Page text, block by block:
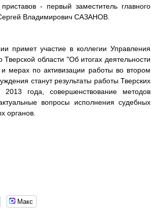
- первый заместитель главного
Владимирович САЗАНОВ.
примет участие в коллегии Управления
области "Об итогах деятельности
мерах по активизации работы во втором
станут результаты работы Тверских
года, совершенствование методов
вопросы исполнения судебных
органов.
Макс